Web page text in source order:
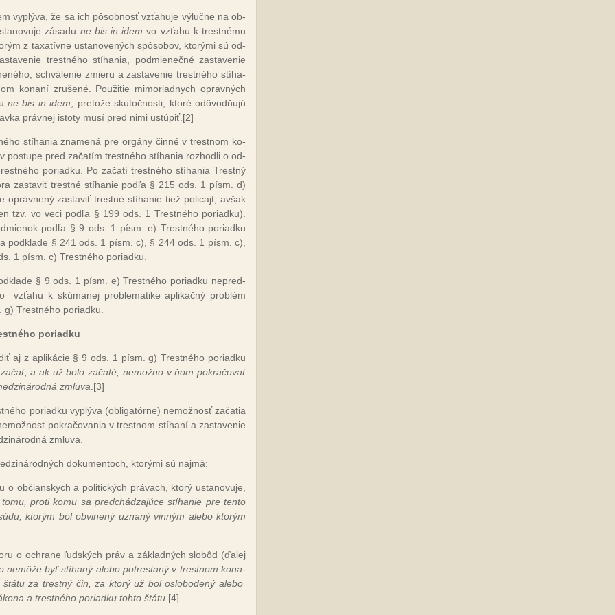
vy­plý­va, že sa ich pô­sob­nosť vzťa­hu­je vý­luč­ne na ob­
zá­sa­du ne bis in idem vo vzťa­hu k tres­tné­mu
z taxatív­ne us­ta­no­ve­ných spô­so­bov, kto­rý­mi sú od­
tres­tné­ho stí­ha­nia, pod­mie­neč­né za­sta­ve­nie
schvá­le­nie zmie­ru a za­sta­ve­nie tres­tné­ho stí­ha­
ko­na­ní zru­še­né. Pou­ži­tie mi­mo­riad­nych op­rav­ných
ne bis in idem , pre­to­že sku­toč­nos­ti, kto­ré od­ôvod­ňu­jú
práv­nej is­to­ty mu­sí pred ni­mi us­tú­piť. [2]
stí­ha­nia zna­me­ná pre or­gá­ny čin­né v tres­tnom ko­
pos­tu­pe pred za­ča­tím tres­tné­ho stí­ha­nia roz­hod­li o od­
po­riad­ku. Po za­ča­tí tres­tné­ho stí­ha­nia Trest­ný
za­sta­viť tres­tné stí­ha­nie pod­ľa § 215 ods. 1 písm. d)
op­ráv­ne­ný za­sta­viť tres­tné stí­ha­nie tiež po­li­cajt, av­šak
tzv. vo ve­ci pod­ľa § 199 ods. 1 Tres­tné­ho po­riad­ku).
pod­ľa § 9 ods. 1 písm. e) Tres­tné­ho po­riad­ku
pod­kla­de § 241 ods. 1 písm. c), § 244 ods. 1 písm. c),
1 písm. c) Tres­tné­ho po­riad­ku.
§ 9 ods. 1 písm. e) Tres­tné­ho po­riad­ku nep­red­
vzťa­hu k skú­ma­nej prob­le­ma­ti­ke ap­li­kač­ný prob­lém
Tres­tné­ho po­riad­ku.
po­riad­ku
aj z ap­li­ká­cie § 9 ods. 1 písm. g) Tres­tné­ho po­riad­ku
a ak už bo­lo za­ča­té, ne­mož­no v ňom pok­ra­čo­vať
zmlu­va [3]
po­riad­ku vy­plý­va (ob­li­ga­tór­ne) ne­mož­nosť za­ča­tia
pok­ra­čo­va­nia v tres­tnom stí­ha­ní a za­sta­ve­nie
zmlu­va.
do­ku­men­toch, kto­rý­mi sú naj­mä:
ob­čian­skych a po­li­tic­kých prá­vach, kto­rý us­ta­no­vu­je,
pro­ti ko­mu sa pred­chá­dza­jú­ce stí­ha­nie pre ten­to
kto­rým bol ob­vi­ne­ný uz­na­ný vin­ným ale­bo kto­rým
o ochra­ne ľud­ských práv a zá­klad­ných slo­bôd (ďa­lej
ne­mô­že byť stí­ha­ný ale­bo pot­res­ta­ný v tres­tnom ko­na­
štá­tu za trest­ný čin, za kto­rý už bol os­lo­bo­de­ný ale­bo
a tres­tné­ho po­riad­ku toh­to štá­tu [4]